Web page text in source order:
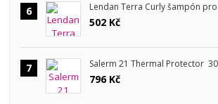
6 Lendan Terra Curly šampón
502 Kč
7 Salerm 21 Thermal Protector
796 Kč